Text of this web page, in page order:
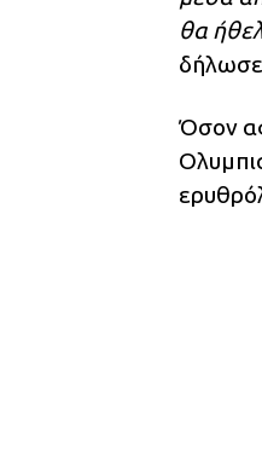
θα
δήλωσε
Όσον